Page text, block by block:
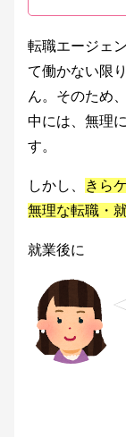
転職エージェ
て働かない限
ん。そのため
中には、無理
す。
しかし、
きら
無理な転職・
就業後に